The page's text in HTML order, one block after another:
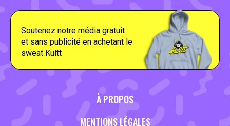
Soutenez notre média gratuit
et sans publicité en achetant le
sweat Kultt
À PROPOS
MENTIONS LÉGALES